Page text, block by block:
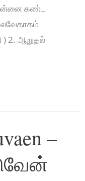
கண்ட
) 2. ஆறுதல்
–